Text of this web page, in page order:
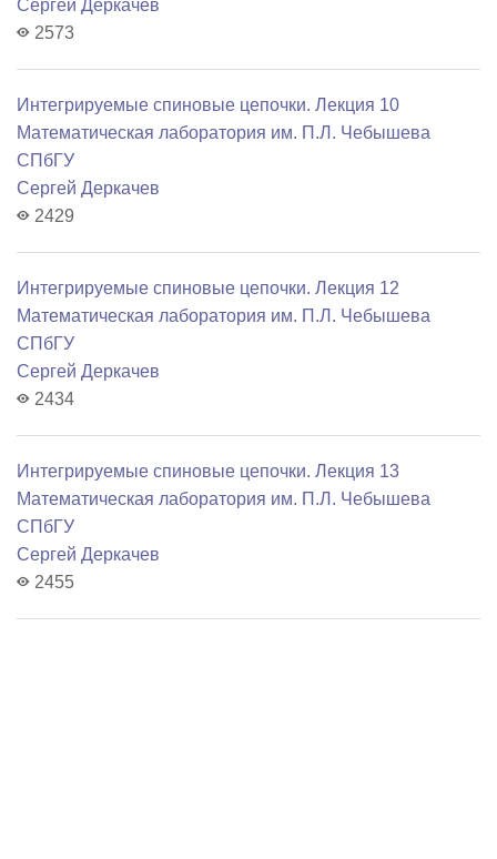
Сергей Деркачев
2573
Интегрируемые спиновые цепочки. Лекция 10
Математичеcкая лаборатория им. П.Л. Чебышева
СПбГУ
Сергей Деркачев
2429
Интегрируемые спиновые цепочки. Лекция 12
Математичеcкая лаборатория им. П.Л. Чебышева
СПбГУ
Сергей Деркачев
2434
Интегрируемые спиновые цепочки. Лекция 13
Математичеcкая лаборатория им. П.Л. Чебышева
СПбГУ
Сергей Деркачев
2455